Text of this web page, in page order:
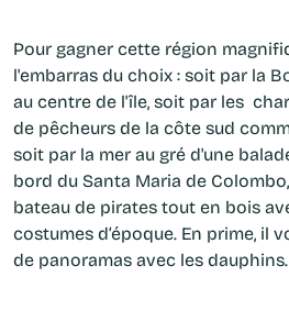
Pour gagner cette région
l'embarras du choix : soit par la
au centre de l'île, soit par les
de pêcheurs de la côte sud
soit par la mer au gré d'une
bord du Santa Maria de
bateau de pirates tout en bois
costumes d’époque. En prime, il
de panoramas avec les dauphins.